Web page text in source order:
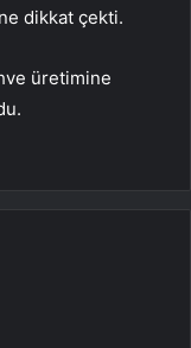
dikkat çekti.
üretimine